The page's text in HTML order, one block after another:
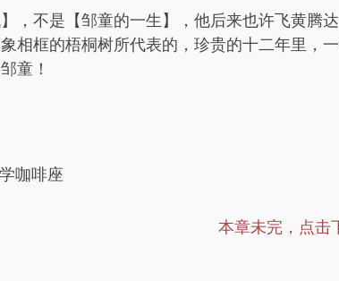
，不是【邹童的一生】，他后来也许飞黄腾
相框的梧桐树所代表的，珍贵的十二年里，
童！
咖啡座
本章未完，点击